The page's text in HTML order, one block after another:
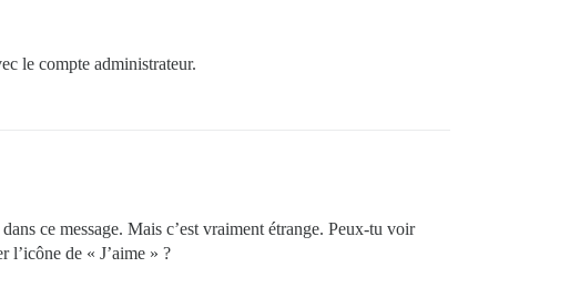
le compte administrateur.
ce message. Mais c’est vraiment étrange. Peux-tu voir
l’icône de « J’aime » ?